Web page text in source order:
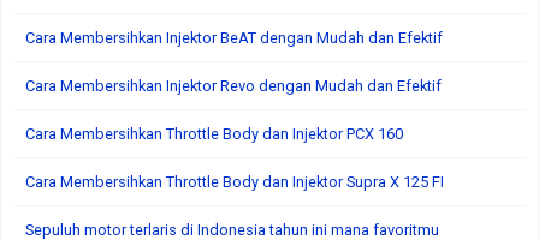
Cara Membersihkan Injektor BeAT dengan Mudah dan Efektif
Cara Membersihkan Injektor Revo dengan Mudah dan Efektif
Cara Membersihkan Throttle Body dan Injektor PCX 160
Cara Membersihkan Throttle Body dan Injektor Supra X 125 FI
Sepuluh motor terlaris di Indonesia tahun ini mana favoritmu